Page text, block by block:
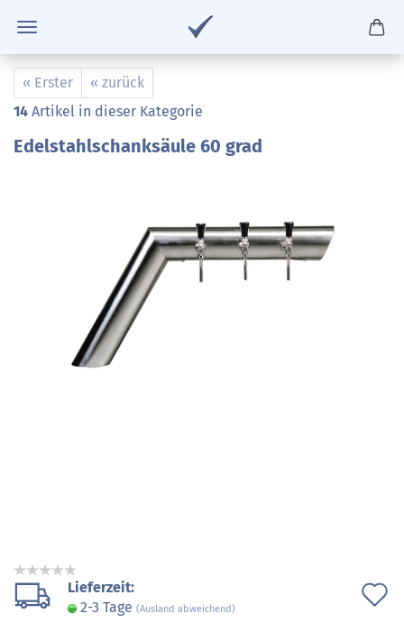
« Erster
« zurück
14 Artikel in dieser Kategorie
Edelstahlschanksäule 60 grad
Lieferzeit:
2-3 Tage (Ausland abweichend)